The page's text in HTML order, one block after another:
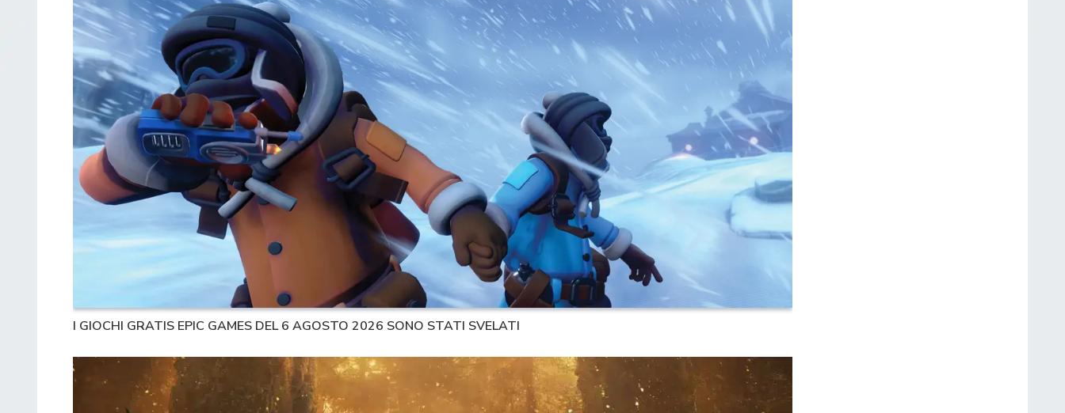
I GIOCHI GRATIS EPIC GAMES DEL 6 AGOSTO 2026 SONO STATI SVELATI